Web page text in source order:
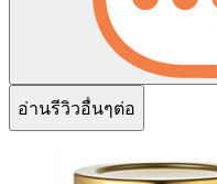
อ่านรีวิวอื่นๆต่อ